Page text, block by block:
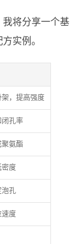
我将分享一个基
实例。
，提高强度
闭孔率
聚氨酯
密度
泡孔
速度